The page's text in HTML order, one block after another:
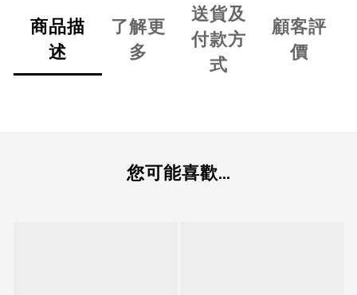
商品描
述
了解更
多
送貨及
付款方
式
顧客評
價
您可能喜歡...